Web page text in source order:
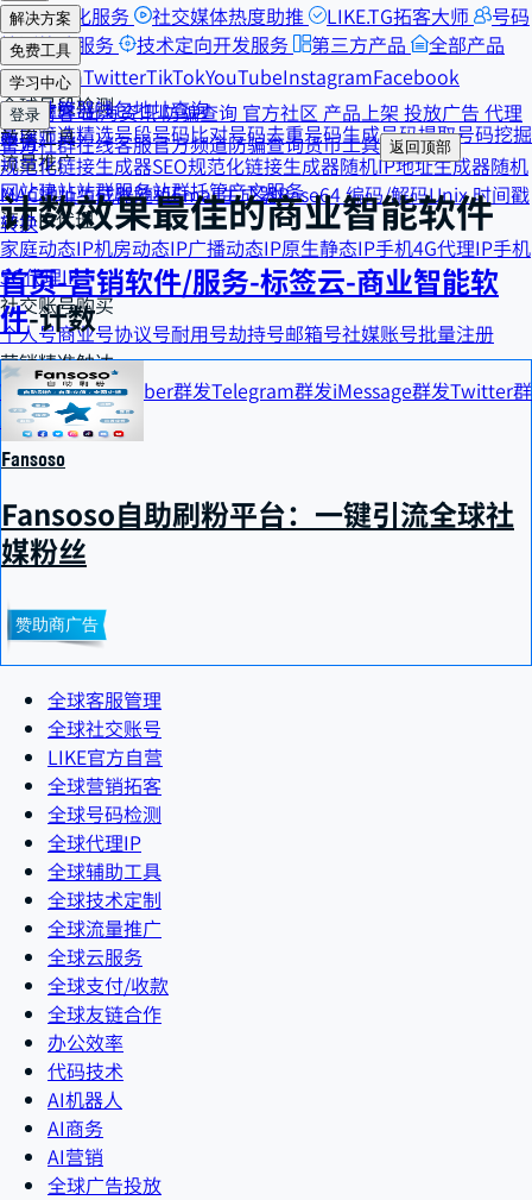
SEO优化服务 社交媒体热度助推 LIKE.TG拓客大师
号码
检测筛选服务
技术定向开发服务 第三方产品 全部产品
解决方案
自助刷粉
TelegramTwitterTikTokYouTubeInstagramFacebook
全球号段检测
号段筛选精选号段号码比对号码去重号码生成号码提取号码挖掘
流量推广
网站建站站群服务站群托管产文服务
海外IP代理
家庭动态IP机房动态IP广播动态IP原生静态IP手机4G代理IP手机
5G代理IP
社交账号购买
个人号商业号协议号耐用号劫持号邮箱号社媒账号批量注册
营销精准触达
WhatsApp群发 Viber群发Telegram群发iMessage群发Twitter群
发双向短信群发
免费工具
货币工具
汇率计算器钱包地址查询
效率工具
规范化链接生成器SEO规范化链接生成器随机IP地址生成器随机
MAC地址生成器随机Email生成器Base64 编码/解码Unix 时间戳
转换
学习中心
精选博客出海资讯防骗查询 官方社区 产品上架 投放广告 代理
申请
登录
官方社群在线客服官方频道防骗查询货币工具 返回顶部
计数效果最佳的商业智能软件
首页-营销软件/服务-标签云-商业智能软
件-计数
Fansoso
Fansoso自助刷粉平台：一键引流全球社
媒粉丝
全球客服管理
全球社交账号
LIKE官方自营
全球营销拓客
全球号码检测
全球代理IP
全球辅助工具
全球技术定制
全球流量推广
全球云服务
全球支付/收款
全球友链合作
办公效率
代码技术
AI机器人
AI商务
AI营销
全球广告投放